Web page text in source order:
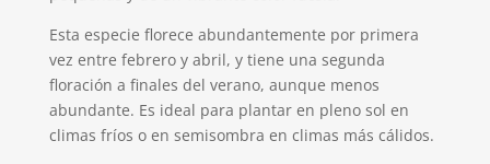
Esta especie florece abundantemente por primera
vez entre febrero y abril, y tiene una segunda
floración a finales del verano, aunque menos
abundante. Es ideal para plantar en pleno sol en
climas fríos o en semisombra en climas más cálidos.